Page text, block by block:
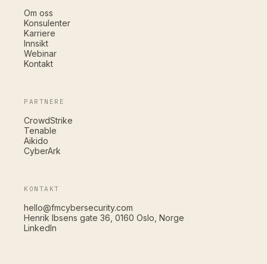
Om oss
Konsulenter
Karriere
Innsikt
Webinar
Kontakt
PARTNERE
CrowdStrike
Tenable
Aikido
CyberArk
KONTAKT
hello@fmcybersecurity.com
Henrik Ibsens gate 36, 0160 Oslo, Norge
LinkedIn